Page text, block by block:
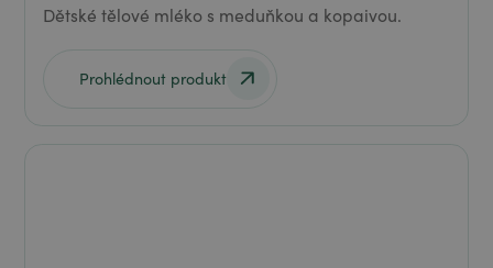
Dětské tělové mléko s meduňkou a kopaivou.
Prohlédnout produkt